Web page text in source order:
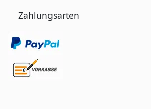
Zahlungsarten